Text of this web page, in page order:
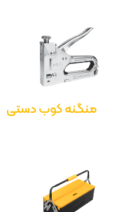
منگنه کوب دستی